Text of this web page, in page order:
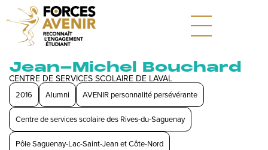
Jean-Michel Bouchard
CENTRE DE SERVICES SCOLAIRE DE LAVAL
2016 Alumni AVENIR personnalité persévérante
Centre de services scolaire des Rives-du-Saguenay
Pôle Saguenay-Lac-Saint-Jean et Côte-Nord